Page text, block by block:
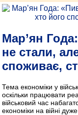
Мар’ян
не стали,
споживає,
Тема економіки у
оскільки працювати
військовий час
економіки на війні